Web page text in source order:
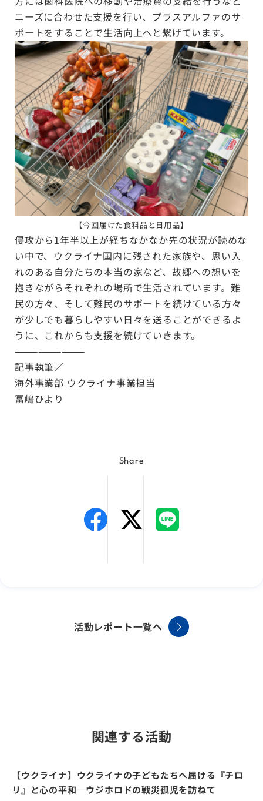
ニーズに合わせた支援を行い、プラスアルファのサ
ポートをすることで生活向上へと繋げています。
【今回届けた食料品と日用品】
侵攻から1年半以上が経ちなかなか先の状況が読めな
い中で、ウクライナ国内に残された家族や、思い入
れのある自分たちの本当の家など、故郷への想いを
抱きながらそれぞれの場所で生活されています。難
民の方々、そして難民のサポートを続けている方々
が少しでも暮らしやすい日々を送ることができるよ
うに、これからも支援を続けていきます。
—————————
記事執筆／
海外事業部 ウクライナ事業担当
冨嶋ひより
Share
活動レポート一覧へ
関連する活動
【ウクライナ】ウクライナの子どもたちへ届ける『チロ
リ』と心の平和―ウジホロドの戦災孤児を訪ねて